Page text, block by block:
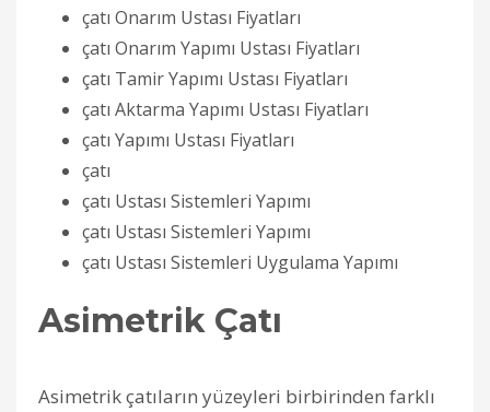
çatı Onarım Ustası Fiyatları
çatı Onarım Yapımı Ustası Fiyatları
çatı Tamir Yapımı Ustası Fiyatları
çatı Aktarma Yapımı Ustası Fiyatları
çatı Yapımı Ustası Fiyatları
çatı
çatı Ustası Sistemleri Yapımı
çatı Ustası Sistemleri Yapımı
çatı Ustası Sistemleri Uygulama Yapımı
Asimetrik Çatı
Asimetrik çatıların yüzeyleri birbirinden farklı